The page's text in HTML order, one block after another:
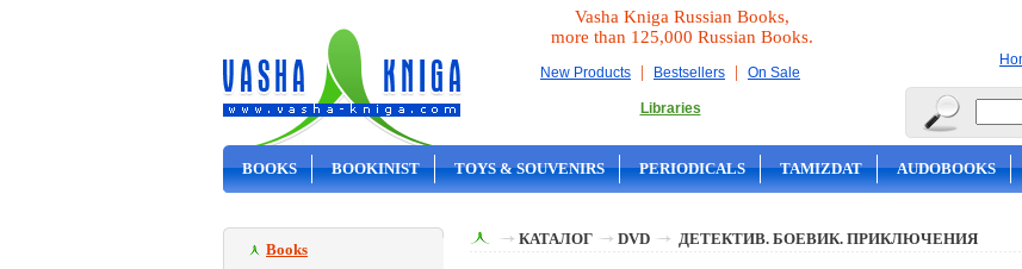
Vasha Kniga Russian Books,
more than 125,000 Russian Books.
New Products | Bestsellers | On Sale
Libraries
BOOKS BOOKINIST TOYS & SOUVENIRS PERIODICALS TAMIZDAT AUDOBOOKS
Books
КАТАЛОГ DVD ДЕТЕКТИВ. БОЕВИК. ПРИКЛЮЧЕНИЯ